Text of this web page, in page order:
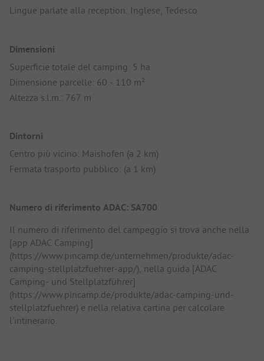
Lingue parlate alla reception: Inglese, Tedesco
Dimensioni
Superficie totale del camping: 5 ha
Dimensione parcelle: 60 - 110 m²
Altezza s.l.m.: 767 m
Dintorni
Centro più vicino: Maishofen (a 2 km)
Fermata trasporto pubblico: (a 1 km)
Numero di riferimento ADAC: SA700
Il numero di riferimento del campeggio si trova anche nella
[app ADAC Camping]
(https://www.pincamp.de/unternehmen/produkte/adac-
camping-stellplatzfuehrer-app/), nella guida [ADAC
Camping- und Stellplatzführer]
(https://www.pincamp.de/produkte/adac-camping-und-
stellplatzfuehrer) e nella relativa cartina per calcolare
l'intinerario.